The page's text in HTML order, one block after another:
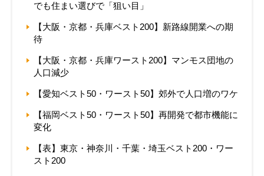
でも住まい選びで「狙い目」
【大阪・京都・兵庫ベスト200】新路線開業への期
待
【大阪・京都・兵庫ワースト200】マンモス団地の
人口減少
【愛知ベスト50・ワースト50】郊外で人口増のワケ
【福岡ベスト50・ワースト50】再開発で都市機能に
変化
【表】東京・神奈川・千葉・埼玉ベスト200・ワー
スト200